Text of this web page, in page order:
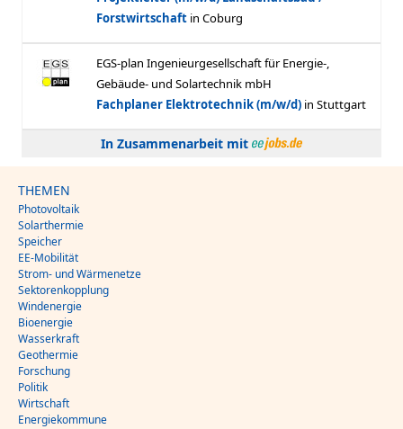
In Zusammenarbeit mit
THEMEN
Photovoltaik
Solarthermie
Speicher
EE-Mobilität
Strom- und Wärmenetze
Sektorenkopplung
Windenergie
Bioenergie
Wasserkraft
Geothermie
Forschung
Politik
Wirtschaft
Energiekommune